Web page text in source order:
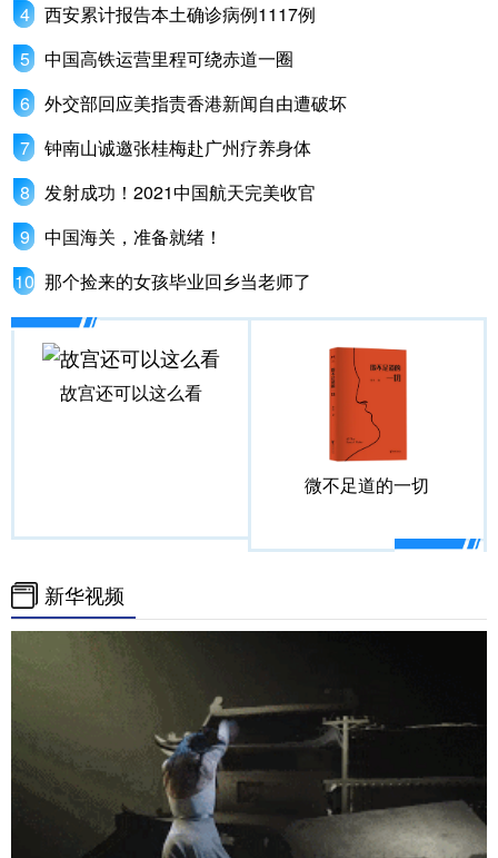
西安累计报告本土确诊病例1117例
中国高铁运营里程可绕赤道一圈
外交部回应美指责香港新闻自由遭破坏
钟南山诚邀张桂梅赴广州疗养身体
发射成功！2021中国航天完美收官
中国海关，准备就绪！
那个捡来的女孩毕业回乡当老师了
故宫还可以这么看
微不足道的一切
新华视频